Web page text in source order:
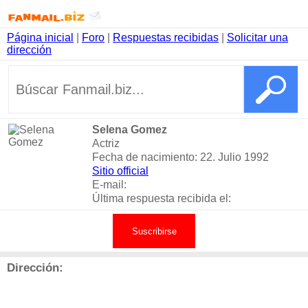
Página inicial Foro Respuestas recibidas
Solicitar una
dirección
Selena Gomez
Actriz
Fecha de nacimiento: 22. Julio 1992
Sitio official
E-mail:
Última respuesta recibida el:
Suscribirse
Dirección: